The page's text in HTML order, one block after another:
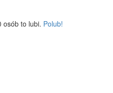
osób to lubi. Polub!